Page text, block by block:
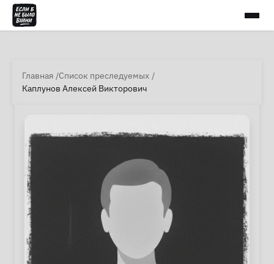
Главная Список преследуемых
Каплунов Алексей Викторович